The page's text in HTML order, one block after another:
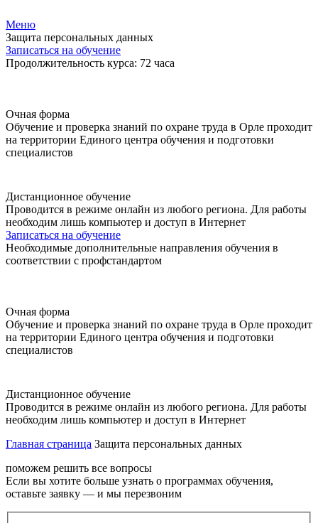
Меню
Защита персональных данных
Записаться на обучение
Продолжительность курса: 72 часа
Очная форма
Обучение и проверка знаний по охране труда в Орле проходит
на территории Единого центра обучения и подготовки
специалистов
Дистанционное обучение
Проводится в режиме онлайн из любого региона. Для работы
необходим лишь компьютер и доступ в Интернет
Записаться на обучение
Необходимые дополнительные направления обучения в
соответствии с профстандартом
Очная форма
Обучение и проверка знаний по охране труда в Орле проходит
на территории Единого центра обучения и подготовки
специалистов
Дистанционное обучение
Проводится в режиме онлайн из любого региона. Для работы
необходим лишь компьютер и доступ в Интернет
Главная страница Защита персональных данных
поможем решить все вопросы
Если вы хотите больше узнать о программах обучения,
оставьте заявку — и мы перезвоним